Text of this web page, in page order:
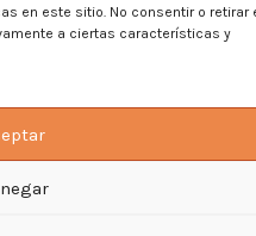
en este sitio. No consentir o retirar
a ciertas características y
todas mis recetas